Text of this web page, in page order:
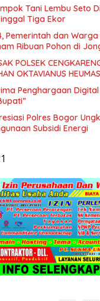
Tani Lembu Seto
Tiga Ekor
Pemerintah dan
Ribuan Pohon di
POLSEK
OKTAVIANUS
Penghargaan
Polres Bogor
Subsidi Energi